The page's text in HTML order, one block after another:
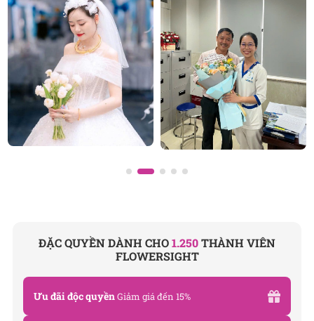
ĐẶC QUYỀN DÀNH CHO1.250THÀNH VIÊN
FLOWERSIGHT
Ưu đãi độc quyềnGiảm giá đến 15%